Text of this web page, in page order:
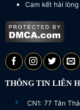
Cam kết hài lòng
THÔNG TIN LIÊN
CN1: 77 Tân